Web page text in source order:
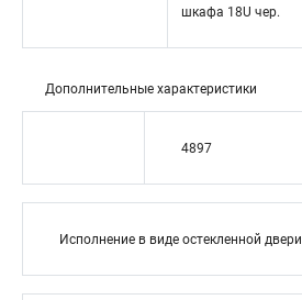
шкафа 18U чер.
Дополнительные характеристики
4897
Исполнение в виде остекленной двери